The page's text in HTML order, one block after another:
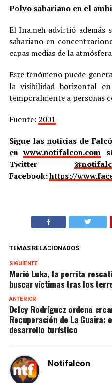
Polvo sahariano en el
El Inameh advirtió además
sahariano en
capas medias de la
Este fenómeno puede
la visibilidad horizontal
temporalmente a personas
Fuente: 2001
Sigue las noticias de
enwww.notifalcon.com
Twitter
Facebook:https://
TEMAS RELACIONADOS
SIGUIENTE
Murió Luka, la perrita
buscar víctimas tras los
ANTERIOR
Delcy Rodríguez ordena
Recuperación de La Guaira:
desarrollo turístico
Notifalcon